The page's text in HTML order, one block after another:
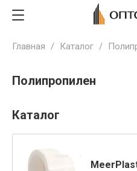
Главная / Каталог /
Полипропилен
Каталог